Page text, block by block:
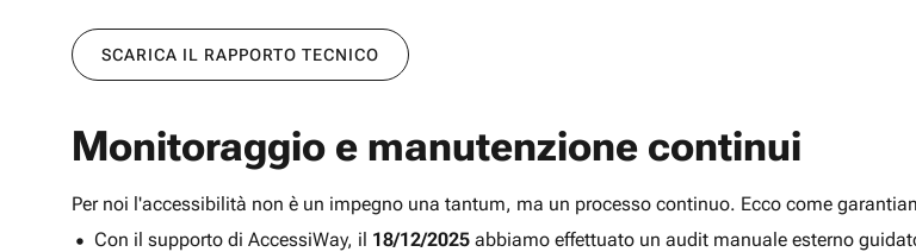
SCARICA IL RAPPORTO TECNICO
Monitoraggio e manutenzione continui
Per noi l'accessibilità non è un impegno una tantum, ma un processo continuo. Ecco come
Con il supporto di AccessiWay, il 18/12/2025 abbiamo effettuato un audit manuale esterno